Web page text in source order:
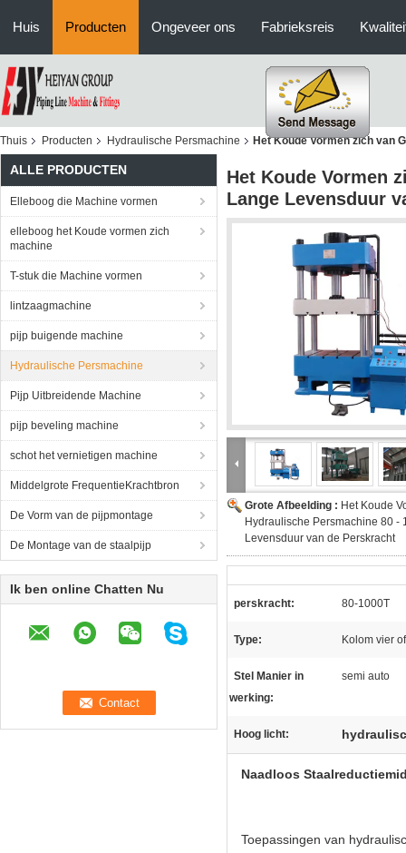
Huis Producten Ongeveer ons Fabrieksreis
Thuis Producten Hydraulische Persmachine Het Koude Vormen zich van
ALLE PRODUCTEN
Elleboog die Machine vormen
elleboog het Koude vormen zich
machine
T-stuk die Machine vormen
lintzaagmachine
pijp buigende machine
Hydraulische Persmachine
Pijp Uitbreidende Machine
pijp beveling machine
schot het vernietigen machine
Middelgrote FrequentieKrachtbron
De Vorm van de pijpmontage
De Montage van de staalpijp
Ik ben online Chatten Nu
Het Koude Vormen
Lange Levensduur
Grote Afbeelding : Het Koude
Hydraulische Persmachine 80 -
Levensduur van de Perskracht
perskracht: 80-1000T
Type: Kolom vier
Stel Manier in
werking:
semi auto
Hoog licht:
Naadloos
Toepassingen van